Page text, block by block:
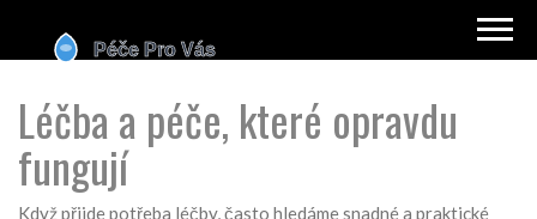
Léčba a péče, které opravdu
fungují
Když přijde potřeba léčby, často hledáme snadné a praktické